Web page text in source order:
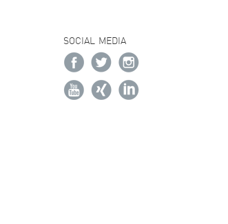
SOCIAL MEDIA